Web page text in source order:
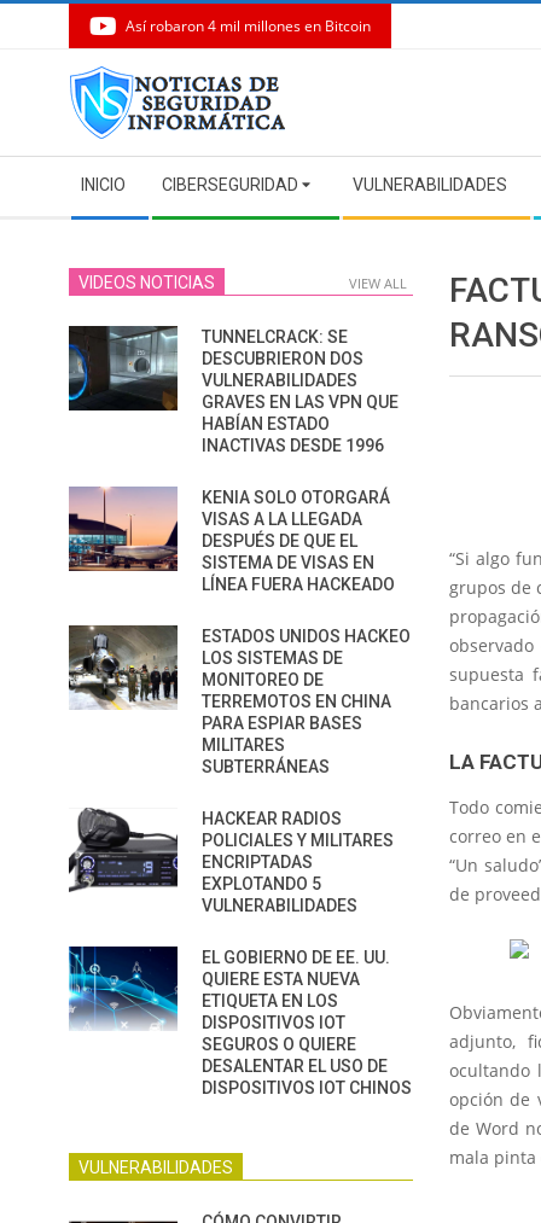
Así robaron 4 mil millones en Bitcoin
Navigation
Menu
INICIO CIBERSEGURIDAD VULNERABILIDADES
“Si algo
grupos de
supuesta
bancarios
LA
Todo
correo en
“Un
de
adjunto,
ocultando
opción de
de Word
mala pinta
VIDEOS NOTICIAS VIEW ALL
TUNNELCRACK: SE
DESCUBRIERON DOS
VULNERABILIDADES
GRAVES EN LAS VPN QUE
HABÍAN ESTADO
INACTIVAS DESDE 1996
KENIA SOLO OTORGARÁ
VISAS A LA LLEGADA
DESPUÉS DE QUE EL
SISTEMA DE VISAS EN
LÍNEA FUERA HACKEADO
ESTADOS UNIDOS HACKEO
LOS SISTEMAS DE
MONITOREO DE
TERREMOTOS EN CHINA
PARA ESPIAR BASES
MILITARES
SUBTERRÁNEAS
HACKEAR RADIOS
POLICIALES Y MILITARES
ENCRIPTADAS
EXPLOTANDO 5
VULNERABILIDADES
EL GOBIERNO DE EE. UU.
QUIERE ESTA NUEVA
ETIQUETA EN LOS
DISPOSITIVOS IOT
SEGUROS O QUIERE
DESALENTAR EL USO DE
DISPOSITIVOS IOT CHINOS
VULNERABILIDADES